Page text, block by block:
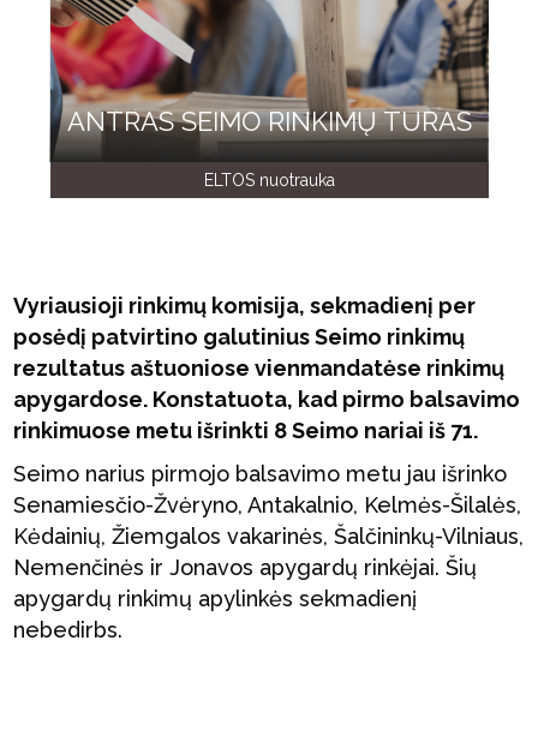
ANTRAS SEIMO RINKIMŲ TURAS
ELTOS nuotrauka
Vyriausioji rinkimų komisija, sekmadienį per
posėdį patvirtino galutinius Seimo rinkimų
rezultatus aštuoniose vienmandatėse rinkimų
apygardose. Konstatuota, kad pirmo balsavimo
rinkimuose metu išrinkti 8 Seimo nariai iš 71.
Seimo narius pirmojo balsavimo metu jau išrinko
Senamiesčio-Žvėryno, Antakalnio, Kelmės-Šilalės,
Kėdainių, Žiemgalos vakarinės, Šalčininkų-Vilniaus,
Nemenčinės ir Jonavos apygardų rinkėjai. Šių
apygardų rinkimų apylinkės sekmadienį
nebedirbs.